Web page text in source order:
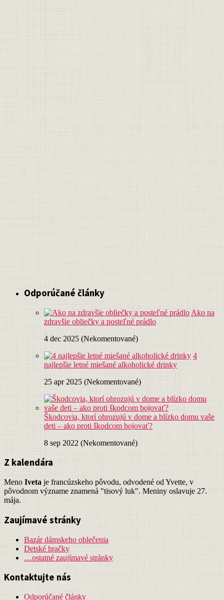
Odporúčané články
Ako na
zdravšie obliečky a posteľné prádlo
4 dec 2025 (Nekomentované)
4
najlepšie letné miešané alkoholické drinky
25 apr 2025 (Nekomentované)
Škodcovia, ktorí ohrozujú v dome a blízko domu vaše
deti – ako proti škodcom bojovať?
8 sep 2022 (Nekomentované)
Z kalendára
Meno Iveta je francúzskeho pôvodu, odvodené od Yvette, v
pôvodnom význame znamená "tisový luk". Meniny oslavuje 27.
mája.
Zaujímavé stránky
Bazár dámskeho oblečenia
Detské hračky
…ostatné zaujímavé stránky
Kontaktujte nás
Odporúčané články